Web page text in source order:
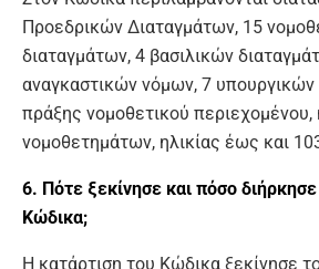
Προεδρικών Διαταγμάτων, 15
διαταγμάτων, 4 βασιλικών
αναγκαστικών νόμων, 7
πράξης νομοθετικού περιεχομένου,
νομοθετημάτων, ηλικίας έως και
6. Πότε ξεκίνησε και πόσο
Κώδικα;
Η κατάρτιση του Κώδικα ξεκίνησε